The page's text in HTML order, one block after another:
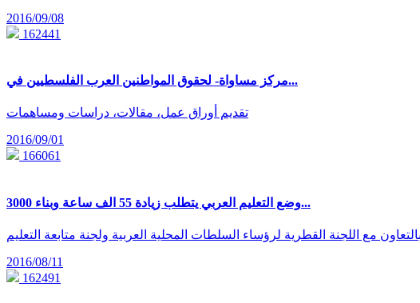
2016/09/08
162441
مركز مساواة- لحقوق المواطنين العرب الفلسطيين في...
تقديم أوراق عمل، مقالات، دراسات ومساهمات
2016/09/01
166061
وضع التعليم العربي يتطلب زيادة 55 الف ساعة وبناء 3000...
2016/08/11
162491